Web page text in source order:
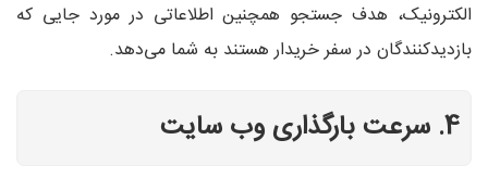
الکترونیک، هدف جستجو همچنین اطلاعاتی در مورد جایی که
بازدیدکنندگان در سفر خریدار هستند به شما می‌دهد.
4. سرعت بارگذاری وب سایت